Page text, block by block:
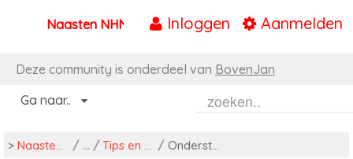
Naar content
Inloggen Aanmelden
Naasten NHN
Deze community is onderdeel van BovenJan
Ga naar..
> Naasten NHN / Tips en ondersteuning / Ondersteuning